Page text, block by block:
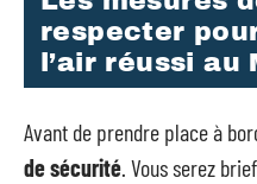
respecter
l’air réussi au
Avant de prendre place à
de sécurité. Vous serez